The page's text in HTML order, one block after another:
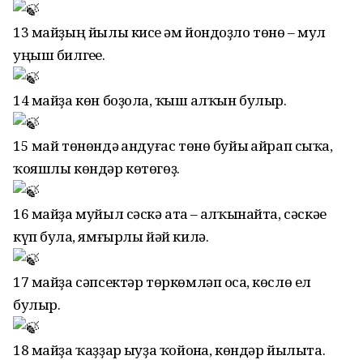
13 майҙың йылы кисе һәм йондоҙло төнө – мул
уңыш билгеһе.
14 майҙа көн боҙолһа, ҡыш һалҡын булыр.
15 май төнөндә һандуғас төнө буйы һайрап сыҡһа,
ҡояшлы көндәр көтөгөҙ.
16 майҙа муйыл сәскә атһа – һалҡынайта, сәскәһе
күп булһа, ямғырлы йәй килә.
17 майҙа сәпсектәр төркөмләп осһа, көслө ел
булыр.
18 майҙа ҡаҙҙар һыуҙа ҡойонһа, көндәр йылыта.